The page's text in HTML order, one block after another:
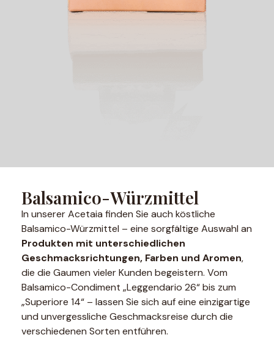
Balsamico-Würzmittel
In unserer Acetaia finden Sie auch köstliche
Balsamico-Würzmittel – eine sorgfältige Auswahl an
Produkten mit unterschiedlichen
Geschmacksrichtungen, Farben und Aromen,
die die Gaumen vieler Kunden begeistern. Vom
Balsamico-Condiment „Leggendario 26“ bis zum
„Superiore 14“ – lassen Sie sich auf eine einzigartige
und unvergessliche Geschmacksreise durch die
verschiedenen Sorten entführen.